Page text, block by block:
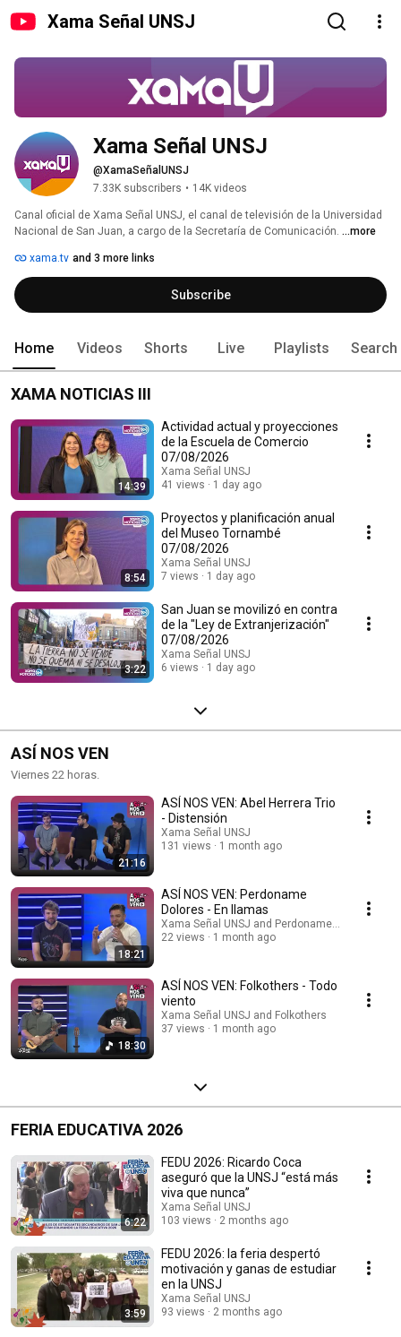
Xama Señal UNSJ
Xama Señal UNSJ
@XamaSeñalUNSJ
7.33K subscribers • 14K videos
Canal oficial de Xama Señal UNSJ, el canal de televisión de la Universidad
Nacional de San Juan, a cargo de la Secretaría de Comunicación. ...more
xama.tv and 3 more links
Subscribe
Home Videos Shorts Live Playlists Search
XAMA NOTICIAS III
14:39
Actividad actual y proyecciones
de la Escuela de Comercio
07/08/2026
Xama Señal UNSJ
41 views
1 day ago
8:54
Proyectos y planificación anual
del Museo Tornambé
07/08/2026
Xama Señal UNSJ
7 views
1 day ago
3:22
San Juan se movilizó en contra
de la "Ley de Extranjerización"
07/08/2026
Xama Señal UNSJ
6 views
1 day ago
ASÍ NOS VEN
Viernes 22 horas.
21:16
ASÍ NOS VEN: Abel Herrera Trio
- Distensión
Xama Señal UNSJ
131 views
1 month ago
18:21
ASÍ NOS VEN: Perdoname
Dolores - En llamas
Xama Señal UNSJ and Perdoname Dolores
22 views
1 month ago
18:30
ASÍ NOS VEN: Folkothers - Todo
viento
Xama Señal UNSJ and Folkothers
37 views
1 month ago
FERIA EDUCATIVA 2026
6:22
FEDU 2026: Ricardo Coca
aseguró que la UNSJ “está más
viva que nunca”
Xama Señal UNSJ
103 views
2 months ago
3:59
FEDU 2026: la feria despertó
motivación y ganas de estudiar
en la UNSJ
Xama Señal UNSJ
93 views
2 months ago